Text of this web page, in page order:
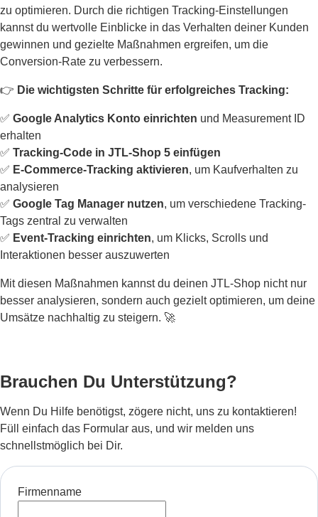
zu optimieren. Durch die richtigen Tracking-Einstellungen
kannst du wertvolle Einblicke in das Verhalten deiner Kunden
gewinnen und gezielte Maßnahmen ergreifen, um die
Conversion-Rate zu verbessern.
👉 Die wichtigsten Schritte für erfolgreiches Tracking:
✅ Google Analytics Konto einrichten und Measurement ID
erhalten
✅ Tracking-Code in JTL-Shop 5 einfügen
✅ E-Commerce-Tracking aktivieren, um Kaufverhalten zu
analysieren
✅ Google Tag Manager nutzen, um verschiedene Tracking-
Tags zentral zu verwalten
✅ Event-Tracking einrichten, um Klicks, Scrolls und
Interaktionen besser auszuwerten
Mit diesen Maßnahmen kannst du deinen JTL-Shop nicht nur
besser analysieren, sondern auch gezielt optimieren, um deine
Umsätze nachhaltig zu steigern. 🚀
Brauchen Du Unterstützung?
Wenn Du Hilfe benötigst, zögere nicht, uns zu kontaktieren!
Füll einfach das Formular aus, und wir melden uns
schnellstmöglich bei Dir.
Firmenname